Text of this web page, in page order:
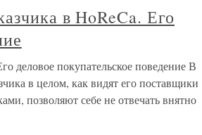
в HoReCa. Его
деловое покупательское поведение В
в целом, как видят его поставщики
позволяют себе не отвечать внятно